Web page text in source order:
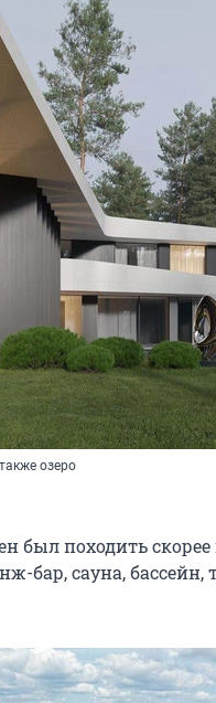
озеро
был походить
бар, сауна,